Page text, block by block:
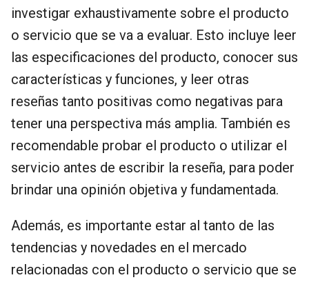
investigar exhaustivamente sobre el producto
o servicio que se va a evaluar. Esto incluye leer
las especificaciones del producto, conocer sus
características y funciones, y leer otras
reseñas tanto positivas como negativas para
tener una perspectiva más amplia. También es
recomendable probar el producto o utilizar el
servicio antes de escribir la reseña, para poder
brindar una opinión objetiva y fundamentada.
Además, es importante estar al tanto de las
tendencias y novedades en el mercado
relacionadas con el producto o servicio que se